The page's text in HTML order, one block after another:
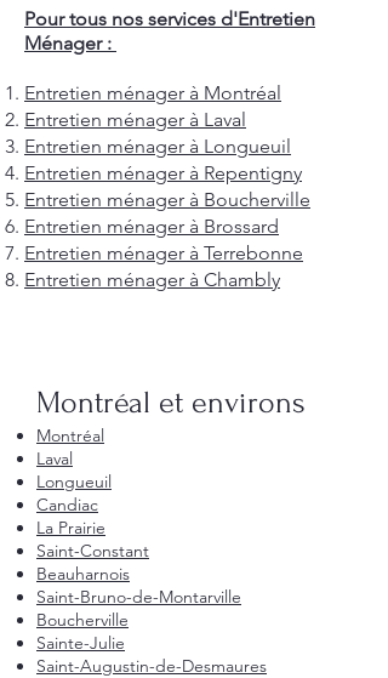
Pour tous nos services d'Entretien
Ménager :
Entretien ménager à Montréal
Entretien ménager à Laval
Entretien ménager à Longueuil
Entretien ménager à Repentigny
Entretien ménager à Boucherville
Entretien ménager à Brossard
Entretien ménager à Terrebonne
Entretien ménager à Chambly
Montréal et environs
Montréal
Laval
Longueuil
Candiac
La Prairie
Saint-Constant
Beauharnois
Saint-Bruno-de-Montarville
Boucherville
Sainte-Julie
Saint-Augustin-de-Desmaures